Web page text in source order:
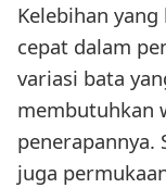
Kelebihan
cepat dalam
variasi bata
membutuhkan
penerapannya.
juga